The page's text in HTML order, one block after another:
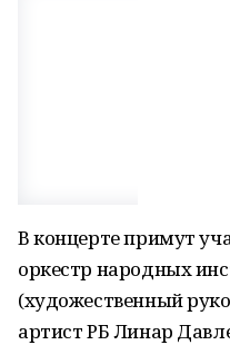
В концерте примут
оркестр народных
(художественный
артист РБ Линар